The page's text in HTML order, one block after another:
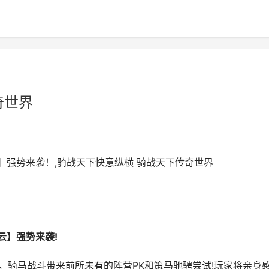
世界
势来袭！,骑战天下快意纵横 骑战天下传奇世界
】强势来袭!
马战斗带来前所未有的阵营PK和策马驰骋尝试!玩家将亲身